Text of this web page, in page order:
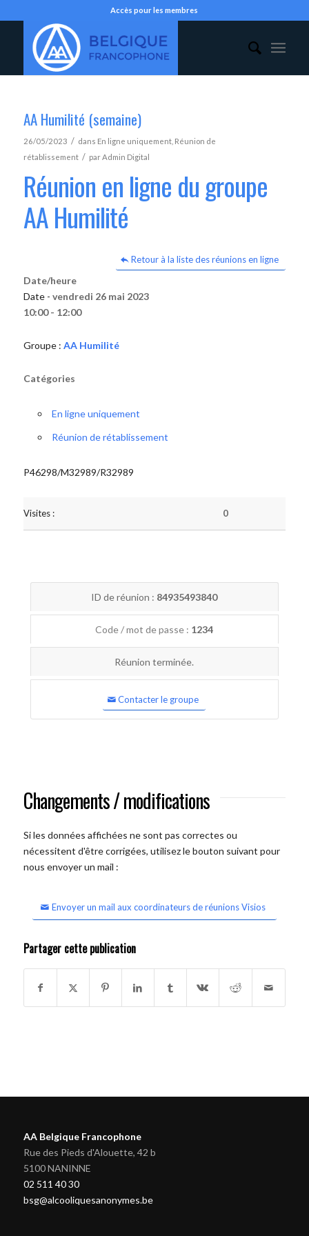
Accès pour les membres
AA Humilité (semaine)
26/05/2023 / dans En ligne uniquement, Réunion de
rétablissement / parAdmin Digital
Réunion en ligne du groupe
AA Humilité
Retour à la liste des réunions en ligne
Date/heure
Date - vendredi 26 mai 2023
10:00 - 12:00
Groupe : AA Humilité
Catégories
En ligne uniquement
Réunion de rétablissement
P46298/M32989/R32989
Visites : 0
ID de réunion : 84935493840
Code / mot de passe : 1234
Réunion terminée.
Contacter le groupe
Changements / modifications
Si les données affichées ne sont pas correctes ou
nécessitent d'être corrigées, utilisez le bouton suivant pour
nous envoyer un mail :
Envoyer un mail aux coordinateurs de réunions Visios
Partager cette publication
AA Belgique Francophone
Rue des Pieds d'Alouette, 42 b
5100 NANINNE
02 511 40 30
bsg@alcooliquesanonymes.be